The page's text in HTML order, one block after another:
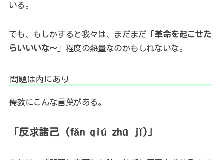
いる。
でも、もしかすると我々は、まだまだ「革命を起こせた
らいいいな〜 」程度の熱量なのかもしれないな。
問題は内にあり
儒教にこんな言葉がある。
「反求諸己 (fǎn qiú zhū jǐ)」